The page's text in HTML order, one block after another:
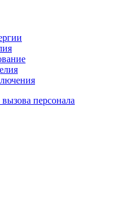
персонала